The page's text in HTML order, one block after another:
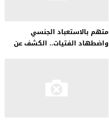
متهم بالاستعباد الجنسي
واضطهاد الفتيات.. الكشف عن